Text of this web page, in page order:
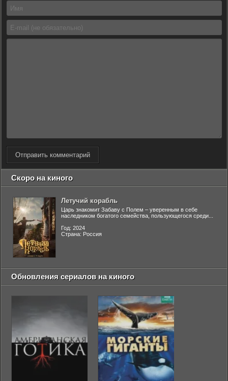
Отправить комментарий
Скоро на киного
Летучий корабль
Царь знакомит Забаву с Полем – уверенным в себе
наследником богатого семейства, пользующегося среди...
Год: 2024
Страна: Россия
Обновления сериалов на киного